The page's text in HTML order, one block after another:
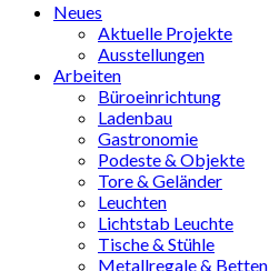
Neues
Aktuelle Projekte
Ausstellungen
Arbeiten
Büroeinrichtung
Ladenbau
Gastronomie
Podeste & Objekte
Tore & Geländer
Leuchten
Lichtstab Leuchte
Tische & Stühle
Metallregale & Betten